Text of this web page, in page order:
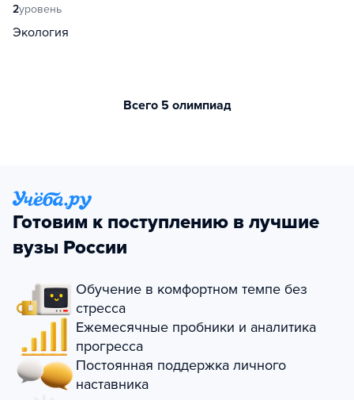
2уровень
Экология
Всего 5 олимпиад
Готовим к поступлению в лучшие
вузы России
Обучение в комфортном темпе без
стресса
Ежемесячные пробники и аналитика
прогресса
Постоянная поддержка личного
наставника